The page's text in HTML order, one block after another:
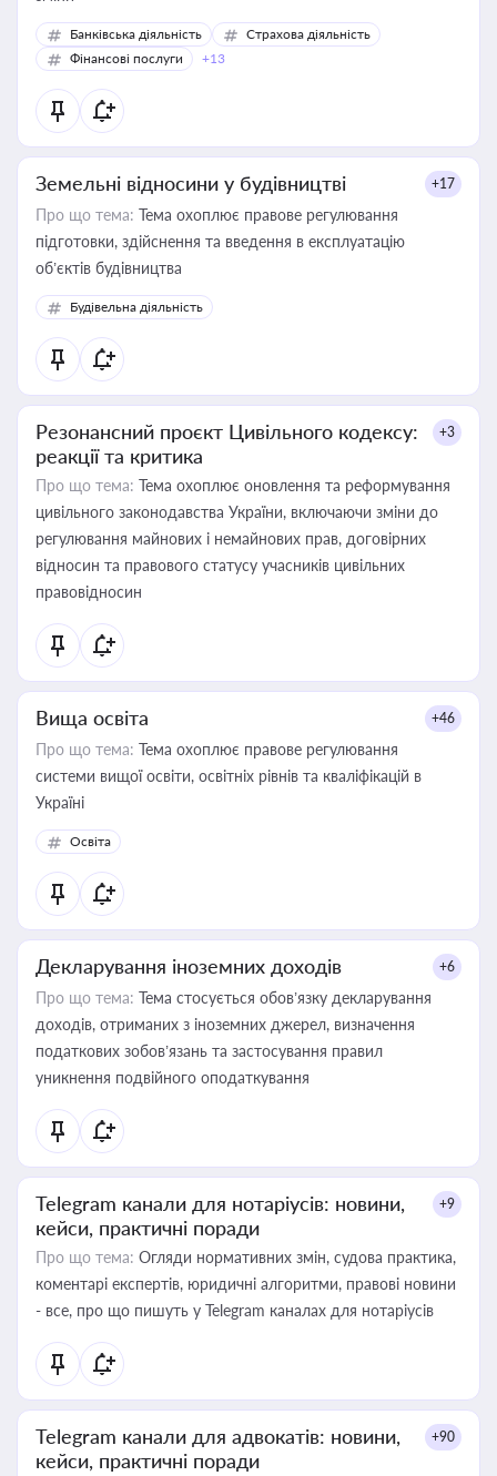
Банківська діяльність
Страхова діяльність
Фінансові послуги
+13
Земельні відносини у будівництві +17
Про що тема: Тема охоплює правове регулювання
підготовки, здійснення та введення в експлуатацію
об’єктів будівництва
Будівельна діяльність
Резонансний проєкт Цивільного кодексу:
реакції та критика
+3
Про що тема: Тема охоплює оновлення та реформування
цивільного законодавства України, включаючи зміни до
регулювання майнових і немайнових прав, договірних
відносин та правового статусу учасників цивільних
правовідносин
Вища освіта +46
Про що тема: Тема охоплює правове регулювання
системи вищої освіти, освітніх рівнів та кваліфікацій в
Україні
Освіта
Декларування іноземних доходів +6
Про що тема: Тема стосується обов’язку декларування
доходів, отриманих з іноземних джерел, визначення
податкових зобов’язань та застосування правил
уникнення подвійного оподаткування
Telegram канали для нотаріусів: новини,
кейси, практичні поради
+9
Про що тема: Огляди нормативних змін, судова практика,
коментарі експертів, юридичні алгоритми, правові новини
- все, про що пишуть у Telegram каналах для нотаріусів
Telegram канали для адвокатів: новини,
кейси, практичні поради
+90